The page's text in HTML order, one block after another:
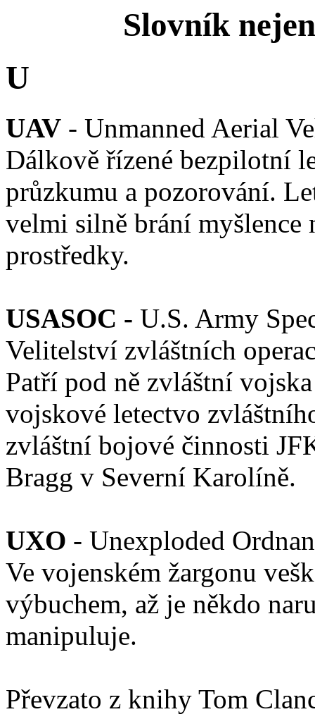
Slovník
U
UAV - Unmanned Aerial
Dálkově řízené bezpilotní
průzkumu a pozorování.
velmi silně brání myšlence
prostředky.
USASOC - U.S. Army
Velitelství zvláštních
Patří pod ně zvláštní
vojskové letectvo
zvláštní bojové činnosti
Bragg v Severní Karolíně.
UXO - Unexploded
Ve vojenském žargonu
výbuchem, až je někdo
manipuluje.
Převzato z knihy Tom